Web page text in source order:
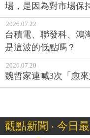
場，是因為對市場保
2026.07.22
台積電、聯發科、鴻
是這波的低點嗎？
2026.07.20
魏哲家連喊3次「愈
觀點新聞 ‧ 今日